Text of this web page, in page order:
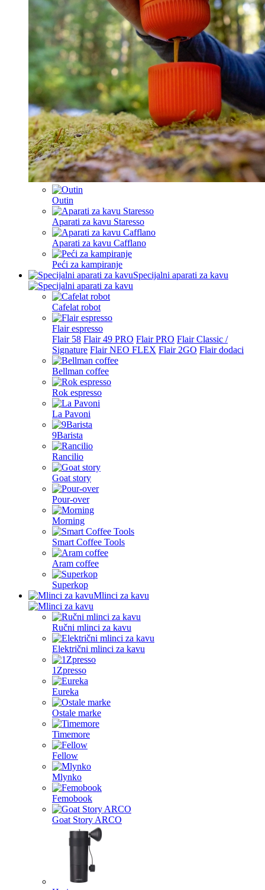
Outin
Aparati za kavu Staresso
Aparati za kavu Cafflano
Peći za kampiranje
Specijalni aparati za kavu
Cafelat robot
Flair espresso
Flair 58 Flair 49 PRO Flair PRO Flair Classic /
Signature Flair NEO FLEX Flair 2GO Flair dodaci
Bellman coffee
Rok espresso
La Pavoni
9Barista
Rancilio
Goat story
Pour-over
Morning
Smart Coffee Tools
Aram coffee
Superkop
Mlinci za kavu
Ručni mlinci za kavu
Električni mlinci za kavu
1Zpresso
Eureka
Ostale marke
Timemore
Fellow
Mlynko
Femobook
Goat Story ARCO